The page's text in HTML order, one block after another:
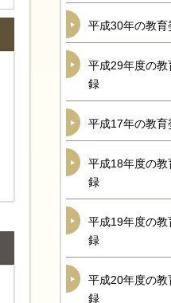
平成30年の教
平成29年度の
録
平成17年の教
平成18年度の
録
平成19年度の
録
平成20年度の
録